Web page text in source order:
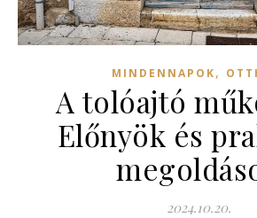
MINDENNAPOK,
A tolóajtó
Előnyök és
2024.10.20.